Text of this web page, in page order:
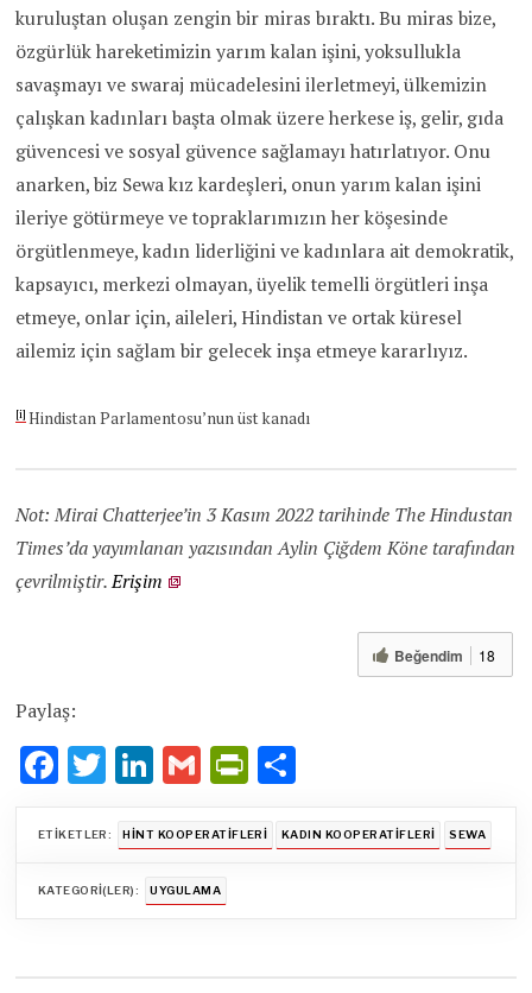
kuruluştan oluşan zengin bir miras bıraktı. Bu miras bize,
özgürlük hareketimizin yarım kalan işini, yoksullukla
savaşmayı ve swaraj mücadelesini ilerletmeyi, ülkemizin
çalışkan kadınları başta olmak üzere herkese iş, gelir, gıda
güvencesi ve sosyal güvence sağlamayı hatırlatıyor. Onu
anarken, biz Sewa kız kardeşleri, onun yarım kalan işini
ileriye götürmeye ve topraklarımızın her köşesinde
örgütlenmeye, kadın liderliğini ve kadınlara ait demokratik,
kapsayıcı, merkezi olmayan, üyelik temelli örgütleri inşa
etmeye, onlar için, aileleri, Hindistan ve ortak küresel
ailemiz için sağlam bir gelecek inşa etmeye kararlıyız.
[i] Hindistan Parlamentosu’nun üst kanadı
Not:Mirai Chatterjee’in 3 Kasım 2022 tarihinde The Hindustan
Times’da yayımlanan yazısından Aylin Çiğdem Köne tarafından
çevrilmiştir.Erişim
Beğendim 18
Paylaş:
F
e
b
T
it
te
Li
k
e
dI
G
ai
l
Pr
tF ar
ETIKETLER: HINT KOOPERATIFLERI KADIN KOOPERATIFLERI SEWA
KATEGORI(LER): UYGULAMA